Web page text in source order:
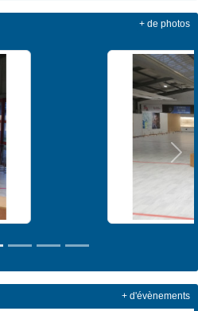
+ de photos
+ d'évènements